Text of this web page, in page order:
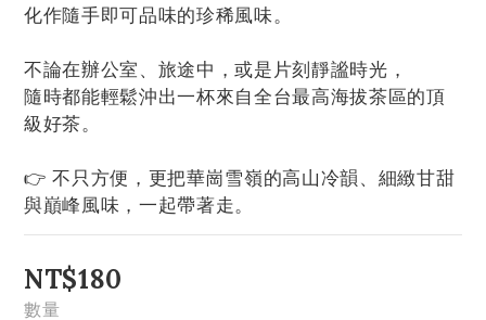
化作隨手即可品味的珍稀風味。
不論在辦公室、旅途中，或是片刻靜謐時光，
隨時都能輕鬆沖出一杯來自全台最高海拔茶區的頂
級好茶。
👉 不只方便，更把華崗雪嶺的高山冷韻、細緻甘甜
與巔峰風味，一起帶著走。
NT$180
數量